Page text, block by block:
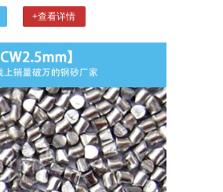
+查看详情